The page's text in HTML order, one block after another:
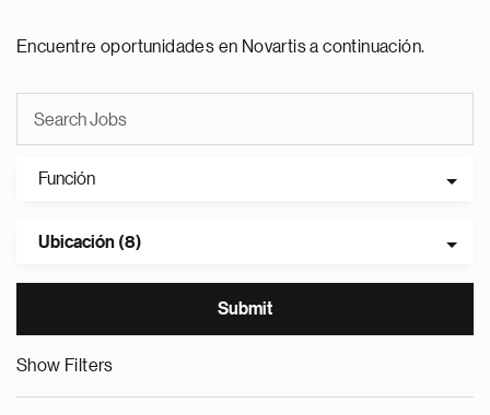
Encuentre oportunidades en Novartis a continuación.
Función
Ubicación (8)
Show Filters